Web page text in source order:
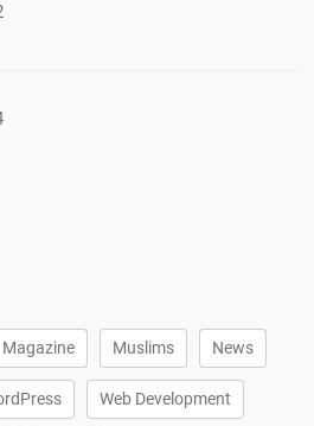
Magazine Muslims News
Web Development